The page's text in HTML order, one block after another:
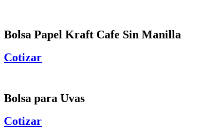
Bolsa Papel Kraft Cafe Sin Manilla
Cotizar
Bolsa para Uvas
Cotizar